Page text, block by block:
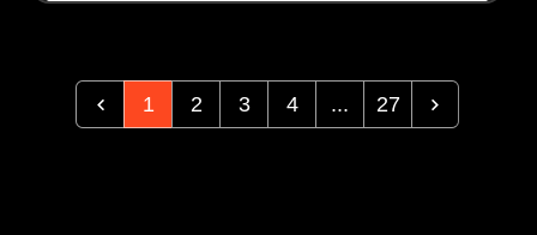
1 2 3 4 ... 27